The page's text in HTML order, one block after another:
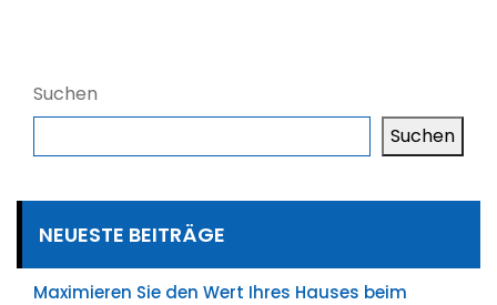
Suchen
Suchen
NEUESTE BEITRÄGE
Maximieren Sie den Wert Ihres Hauses beim